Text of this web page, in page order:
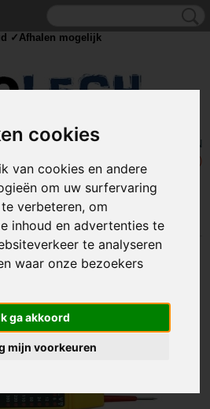
cookies
van cookies en andere
om uw surfervaring
verbeteren, om
inhoud en advertenties te
te analyseren
waar onze bezoekers
ga akkoord
mijn voorkeuren
UW WINKELWAGEN
(0)
>Voltage tester - Volt meter - Spannings
✓Afhalen mogelijk